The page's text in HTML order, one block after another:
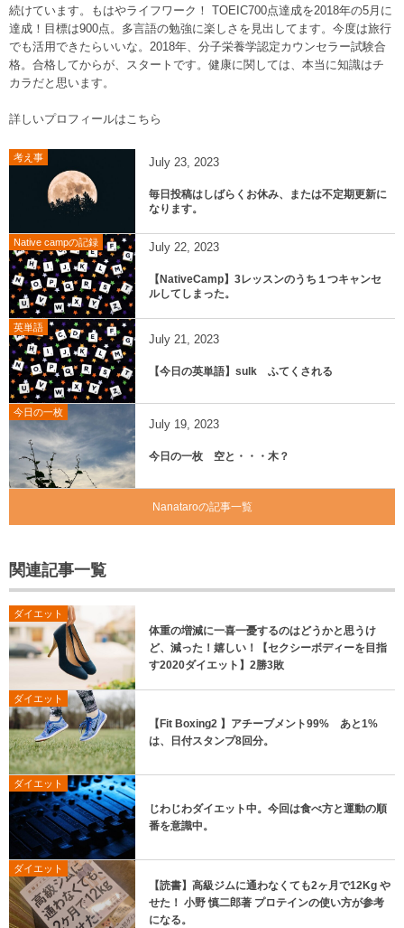
続けています。もはやライフワーク！ TOEIC700点達成を2018年の5月に
達成！目標は900点。多言語の勉強に楽しさを見出してます。今度は旅行
でも活用できたらいいな。2018年、分子栄養学認定カウンセラー試験合
格。合格してからが、スタートです。健康に関しては、本当に知識はチ
カラだと思います。
詳しいプロフィールはこちら
考え事 July 23, 2023
毎日投稿はしばらくお休み、または不定期更新に
なります。
Native campの記録 July 22, 2023
【NativeCamp】3レッスンのうち１つキャンセ
ルしてしまった。
英単語
July 21, 2023
【今日の英単語】sulk ふてくされる
今日の一枚
July 19, 2023
今日の一枚 空と・・・木？
Nanataroの記事一覧
関連記事一覧
ダイエット
体重の増減に一喜一憂するのはどうかと思うけ
ど、減った！嬉しい！【セクシーボディーを目指
す2020ダイエット】2勝3敗
ダイエット
【Fit Boxing2 】アチーブメント99% あと1%
は、日付スタンプ8回分。
ダイエット
じわじわダイエット中。今回は食べ方と運動の順
番を意識中。
ダイエット
【読書】高級ジムに通わなくても2ヶ月で12Kg や
せた！ 小野 慎二郎著 プロテインの使い方が参考
になる。